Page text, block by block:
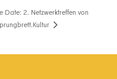
Date: 2. Netzwerktreffen von